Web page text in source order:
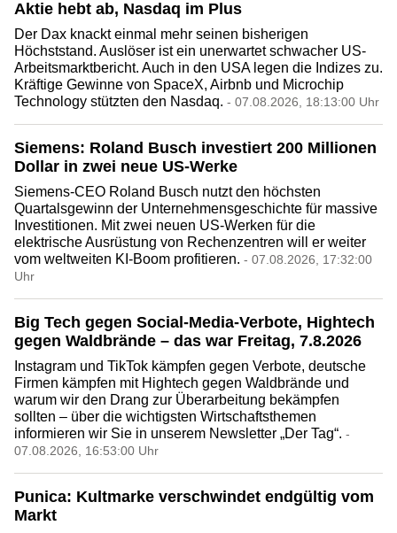
Aktie hebt ab, Nasdaq im Plus
Der Dax knackt einmal mehr seinen bisherigen
Höchststand. Auslöser ist ein unerwartet schwacher US-
Arbeitsmarktbericht. Auch in den USA legen die Indizes zu.
Kräftige Gewinne von SpaceX, Airbnb und Microchip
Technology stützten den Nasdaq. - 07.08.2026, 18:13:00 Uhr
Siemens: Roland Busch investiert 200 Millionen
Dollar in zwei neue US-Werke
Siemens-CEO Roland Busch nutzt den höchsten
Quartalsgewinn der Unternehmensgeschichte für massive
Investitionen. Mit zwei neuen US-Werken für die
elektrische Ausrüstung von Rechenzentren will er weiter
vom weltweiten KI-Boom profitieren. - 07.08.2026, 17:32:00
Uhr
Big Tech gegen Social-Media-Verbote, Hightech
gegen Waldbrände – das war Freitag, 7.8.2026
Instagram und TikTok kämpfen gegen Verbote, deutsche
Firmen kämpfen mit Hightech gegen Waldbrände und
warum wir den Drang zur Überarbeitung bekämpfen
sollten – über die wichtigsten Wirtschaftsthemen
informieren wir Sie in unserem Newsletter „Der Tag“. -
07.08.2026, 16:53:00 Uhr
Punica: Kultmarke verschwindet endgültig vom
Markt